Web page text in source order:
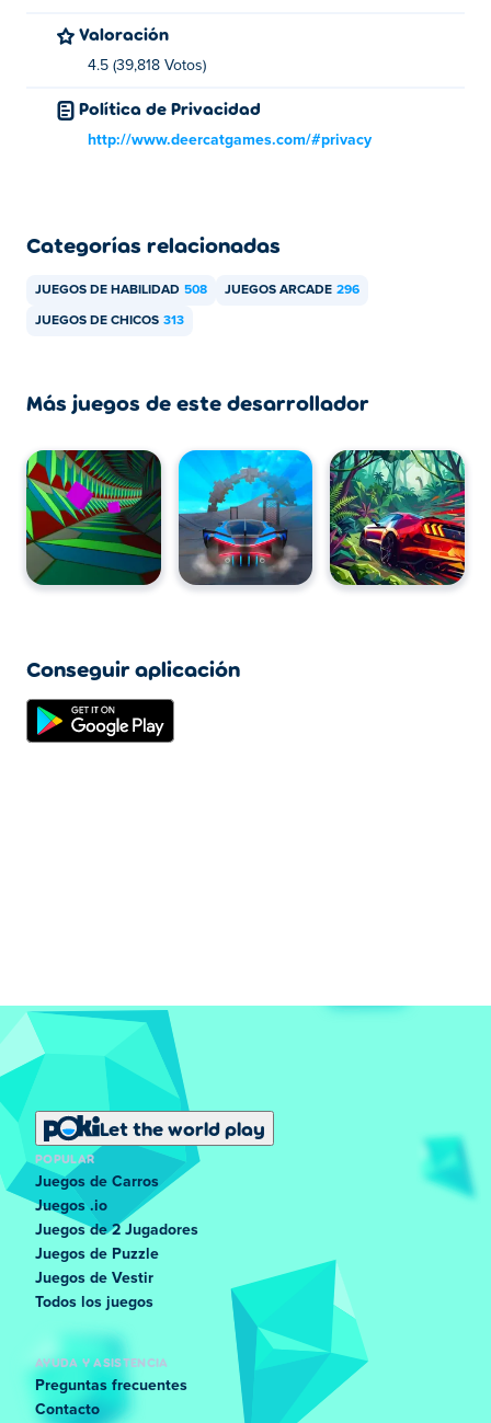
Valoración
4.5 (39,818 Votos)
Política de Privacidad
http://www.deercatgames.com/#privacy
Categorías relacionadas
JUEGOS DE HABILIDAD 508 JUEGOS ARCADE 296
JUEGOS DE CHICOS 313
Más juegos de este desarrollador
Conseguir aplicación
Let the world play
POPULAR
Juegos de Carros
Juegos .io
Juegos de 2 Jugadores
Juegos de Puzzle
Juegos de Vestir
Todos los juegos
AYUDA Y ASISTENCIA
Preguntas frecuentes
Contacto